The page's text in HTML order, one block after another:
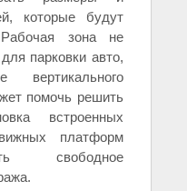
которые будут
зона не
парковки авто,
вертикального
помочь решить
встроенных
платформ
свободное